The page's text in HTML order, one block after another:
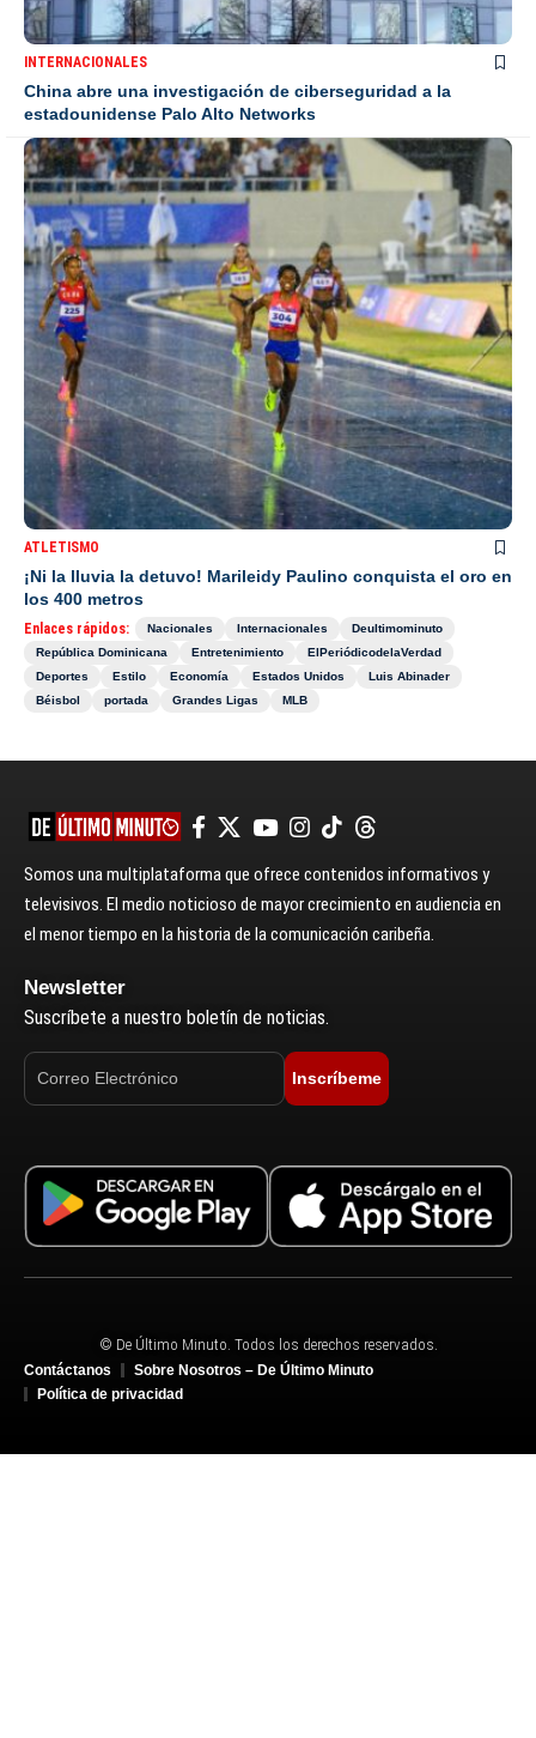
INTERNACIONALES
China abre una investigación de ciberseguridad a la
estadounidense Palo Alto Networks
ATLETISMO
¡Ni la lluvia la detuvo! Marileidy Paulino conquista el oro en
los 400 metros
Enlaces rápidos: Nacionales Internacionales
Deultimominuto
República Dominicana
Entretenimiento
ElPeriódicodelaVerdad
Deportes
Estilo Economía Estados Unidos
Luis Abinader
Béisbol
portada Grandes Ligas MLB
Somos una multiplataforma que ofrece contenidos informativos y
televisivos. El medio noticioso de mayor crecimiento en audiencia en
el menor tiempo en la historia de la comunicación caribeña.
Newsletter
Suscríbete a nuestro boletín de noticias.
Inscríbeme
© De Último Minuto. Todos los derechos reservados.
Contáctanos
Sobre Nosotros – De Último Minuto
Política de privacidad